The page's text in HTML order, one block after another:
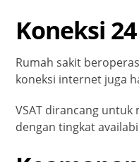
Koneksi
Rumah sakit
koneksi internet juga
VSAT dirancang
dengan tingkat